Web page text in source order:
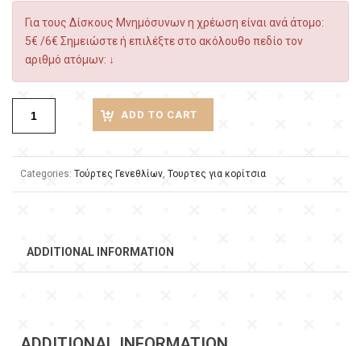
Για τους Δίσκους Μνημόσυνων η χρέωση είναι ανά άτομο:
5€ /6€ Σημειώστε ή επιλέξτε στο ακόλουθο πεδίο τον
αριθμό ατόμων: ↓
ADD TO CART
Categories: Τούρτες Γενεθλίων, Τουρτες για κορίτσια
ADDITIONAL INFORMATION